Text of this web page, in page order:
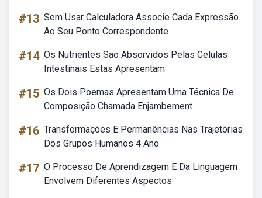
#13 Sem Usar Calculadora Associe Cada Expressão
Ao Seu Ponto Correspondente
#14 Os Nutrientes Sao Absorvidos Pelas Celulas
Intestinais Estas Apresentam
#15 Os Dois Poemas Apresentam Uma Técnica De
Composição Chamada Enjambement
#16 Transformações E Permanências Nas Trajetórias
Dos Grupos Humanos 4 Ano
#17 O Processo De Aprendizagem E Da Linguagem
Envolvem Diferentes Aspectos